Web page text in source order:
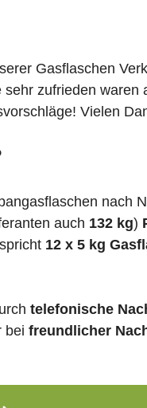
Gasflaschen
zufrieden waren
Vielen
nach
auch 132 kg)
12 x 5 kg
telefonische
bei freundlicher